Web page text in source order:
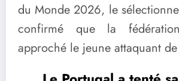
du Monde 2026, le
confirmé que la
approché le jeune attaquant